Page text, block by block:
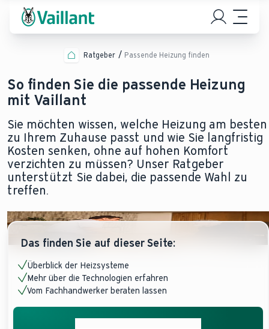
Ratgeber Passende Heizung finden
So finden Sie die passende Heizung
mit Vaillant
Sie möchten wissen, welche Heizung am besten
zu Ihrem Zuhause passt und wie Sie langfristig
Kosten senken, ohne auf hohen Komfort
verzichten zu müssen? Unser Ratgeber
unterstützt Sie dabei, die passende Wahl zu
treffen.
Das finden Sie auf dieser Seite:
Überblick der Heizsysteme
Mehr über die Technologien erfahren
Vom Fachhandwerker beraten lassen